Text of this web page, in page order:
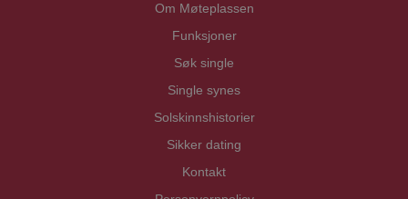
Om Møteplassen
Funksjoner
Søk single
Single synes
Solskinnshistorier
Sikker dating
Kontakt